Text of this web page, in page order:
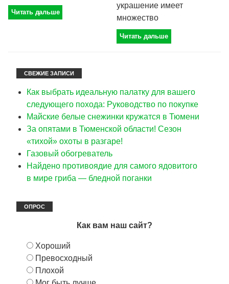
Читать дальше
украшение имеет
множество
Читать дальше
СВЕЖИЕ ЗАПИСИ
Как выбрать идеальную палатку для вашего
следующего похода: Руководство по покупке
Майские белые снежинки кружатся в Тюмени
За опятами в Тюменской области! Сезон
«тихой» охоты в разгаре!
Газовый обогреватель
Найдено противоядие для самого ядовитого
в мире гриба — бледной поганки
ОПРОС
Как вам наш сайт?
Хороший
Превосходный
Плохой